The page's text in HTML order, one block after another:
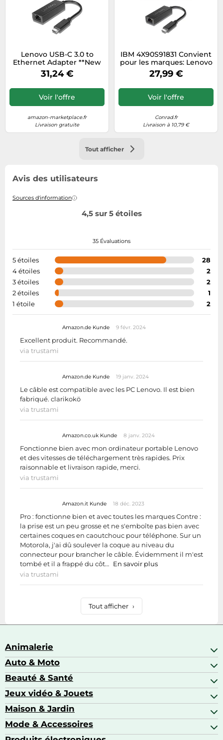
Lenovo USB-C 3.0 to
Ethernet Adapter **New
Retail**, 4X90S91831
(**New Retail**)
31,24 €
Voir l'offre
amazon-marketplace.fr
Livraison gratuite
IBM 4X90S91831 Convient
pour les marques: Lenovo
27,99 €
Voir l'offre
Conrad.fr
Livraison à 10,79 €
Tout afficher
Avis des utilisateurs
Sources d'information
4,5 sur 5 étoiles
35 Évaluations
5 étoiles
28
4 étoiles
2
3 étoiles
2
2 étoiles
1
1 étoile
2
Amazon.de Kunde 9 févr. 2024
Excellent produit. Recommandé.
via trustami
Amazon.de Kunde 19 janv. 2024
Le câble est compatible avec les PC Lenovo. Il est bien
fabriqué. clarikokö
via trustami
Amazon.co.uk Kunde 8 janv. 2024
Fonctionne bien avec mon ordinateur portable Lenovo
et des vitesses de téléchargement très rapides. Prix
raisonnable et livraison rapide, merci.
via trustami
Amazon.it Kunde 18 déc. 2023
Pro : fonctionne bien et avec toutes les marques Contre :
la prise est un peu grosse et ne s'emboîte pas bien avec
certaines coques en caoutchouc pour téléphone. Sur un
Motorola, j'ai dû soulever la coque au niveau du
connecteur pour brancher le câble. Évidemment il m'est
tombé et il a frappé du côt… En savoir plus
via trustami
Tout afficher ›
Animalerie
Abris pour animaux sauvages
Aquariophilie
Colliers GPS
Matériel orthopédique pour animaux
Auto & Moto
Accessoires auto
Attelage & portage
Autoradios
Casques moto
Beauté & Santé
Alimentation bébé
Amour & contraception
Appareils de coiffure
Brosses à dents électriques
Jeux vidéo & Jouets
Accessoires de gaming
Consoles de jeux
Drones
Maison & Jardin
Ameublement
Articles de cuisine & d'entretien ménager
Mode & Accessoires